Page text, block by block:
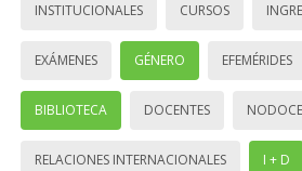
INSTITUCIONALES CURSOS
EXÁMENES GÉNERO EFEMÉRIDES
BIBLIOTECA DOCENTES
RELACIONES INTERNACIONALES I + D